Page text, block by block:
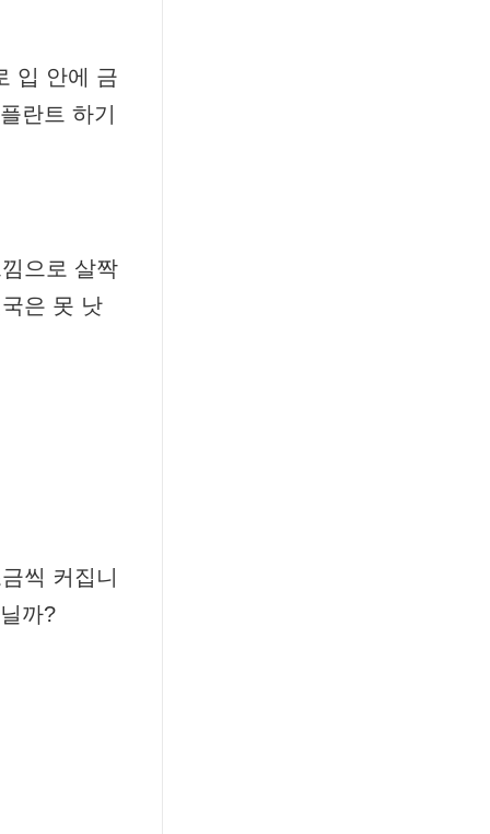
입 안에 금
란트 하기
으로 살짝
은 못 낫
씩 커집니
까?